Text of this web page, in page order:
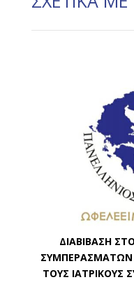
ΔΙΑΒΙΒΑΣΗ
ΣΥΜΠΕΡΑΣΜΑΤΩΝ
ΤΟΥΣ ΙΑΤΡΙΚΟΥΣ